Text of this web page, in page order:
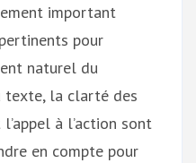
important
pour
naturel du
texte, la clarté des
à l’action sont
en compte pour